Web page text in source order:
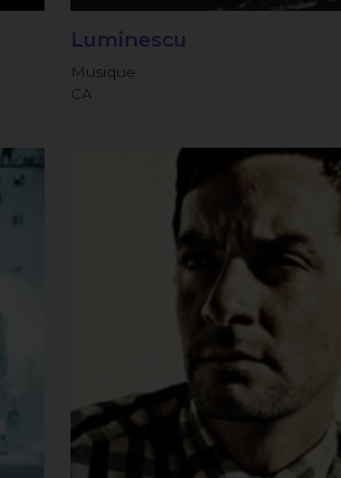
Luminescu
Musique
CA